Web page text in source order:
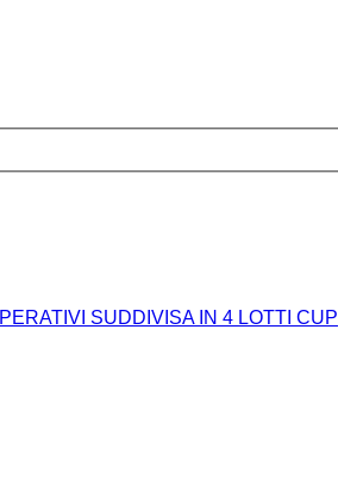
SUDDIVISA IN 4 LOTTI CUP